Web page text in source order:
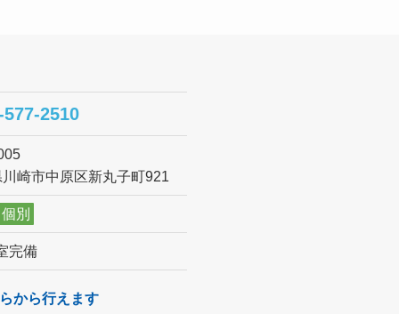
577-2510
崎市中原区新丸子町921
個別
完備
から行えます